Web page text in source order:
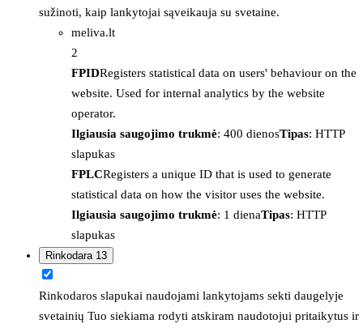
sužinoti, kaip lankytojai sąveikauja su svetaine.
meliva.lt
2
FPIDRegisters statistical data on users' behaviour on the
website. Used for internal analytics by the website
operator.
Ilgiausia saugojimo trukmė: 400 dienosTipas: HTTP
slapukas
FPLCRegisters a unique ID that is used to generate
statistical data on how the visitor uses the website.
Ilgiausia saugojimo trukmė: 1 dienaTipas: HTTP
slapukas
Rinkodara 13
Rinkodaros slapukai naudojami lankytojams sekti daugelyje
svetainių Tuo siekiama rodyti atskiram naudotojui pritaikytus ir